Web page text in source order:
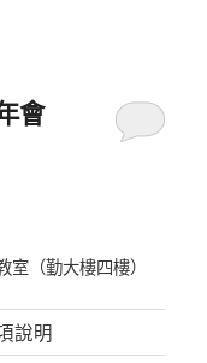
會
（勤大樓四樓）
說明